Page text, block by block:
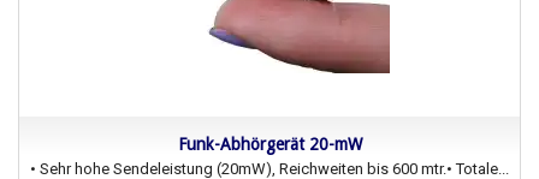
Funk-Abhörgerät 20-mW
• Sehr hohe Sendeleistung (20mW), Reichweiten bis 600 mtr.• Totale...